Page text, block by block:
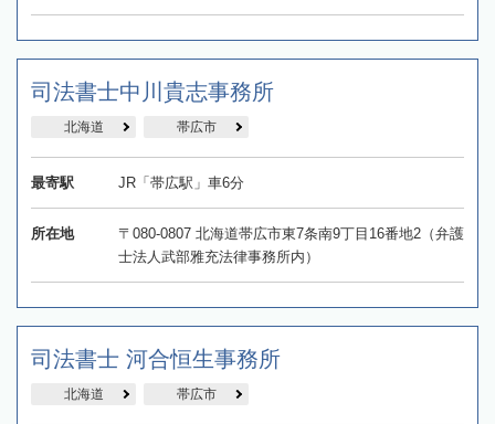
司法書士中川貴志事務所
北海道 帯広市
最寄駅 JR「帯広駅」車6分
所在地
〒080-0807 北海道帯広市東7条南9丁目16番地2（弁護
士法人武部雅充法律事務所内）
司法書士 河合恒生事務所
北海道 帯広市